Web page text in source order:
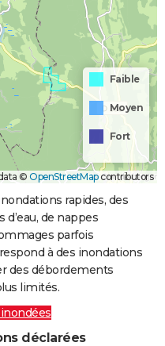
Faible
Moyen
Fort
© OpenStreetMapcontributors
rapides, des
de nappes
parfois
à des inondations
des débordements
limités.
déclarées